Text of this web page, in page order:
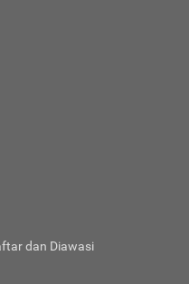
dan Diawasi